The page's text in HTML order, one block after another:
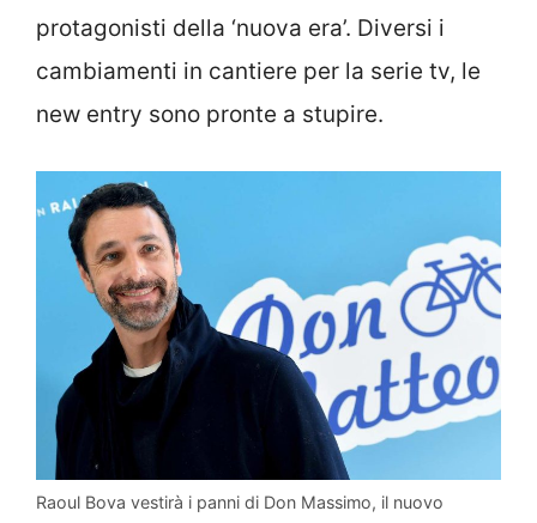
protagonisti della ‘nuova era’. Diversi i
cambiamenti in cantiere per la serie tv, le
new entry sono pronte a stupire.
Raoul Bova vestirà i panni di Don Massimo, il nuovo